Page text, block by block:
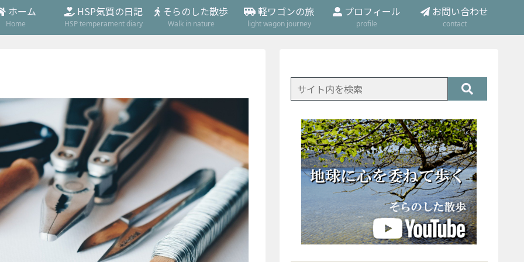
ホーム
Home
HSP気質の日記
HSP temperament diary
そらのした散歩
Walk in nature
軽ワゴンの旅
light wagon journey
プロフィール
profile
お問い合わせ
contact